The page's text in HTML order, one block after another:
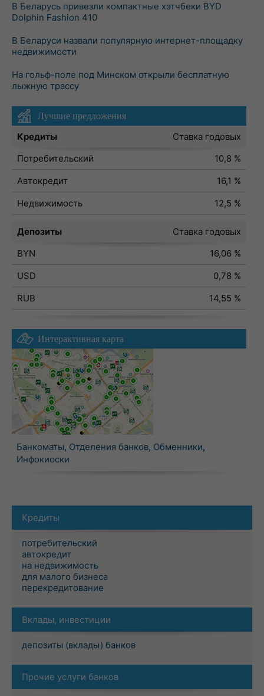
В Беларусь привезли компактные хэтчбеки BYD
Dolphin Fashion 410
В Беларуси назвали популярную интернет-площадку
недвижимости
На гольф-поле под Минском открыли бесплатную
лыжную трассу
Лучшие предложения
Кредиты
Ставка годовых
Потребительский
10,8 %
Автокредит
16,1 %
Недвижимость
12,5 %
Депозиты
Ставка годовых
BYN
16,06 %
USD
0,78 %
RUB
14,55 %
Интерактивная карта
Банкоматы, Отделения банков, Обменники,
Инфокиоски
Кредиты
потребительский
автокредит
на недвижимость
для малого бизнеса
перекредитование
Вклады, инвестиции
депозиты (вклады) банков
Прочие услуги банков